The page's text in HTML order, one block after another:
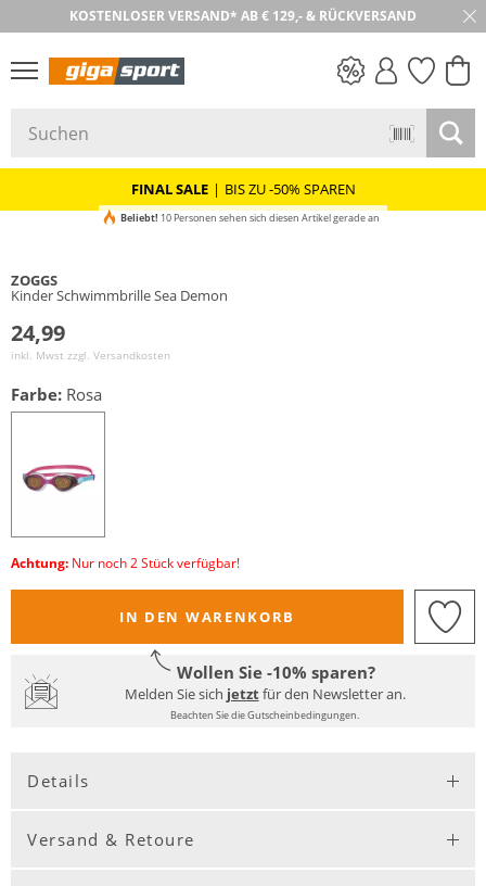
KOSTENLOSER VERSAND* AB € 129,- & RÜCKVERSAND
30 TAGE RÜCKGABE
FINAL SALE | BIS ZU -50% SPAREN
Beliebt! 10 Personen sehen sich diesen Artikel gerade an
ZOGGS
Kinder Schwimmbrille Sea Demon
24,99
inkl. Mwst zzgl. Versandkosten
Farbe: Rosa
Achtung: Nur noch 2 Stück verfügbar!
IN DEN WARENKORB
Wollen Sie -10% sparen?
Melden Sie sich jetztfür den Newsletter an.
Beachten Sie die Gutscheinbedingungen.
Details
Versand & Retoure